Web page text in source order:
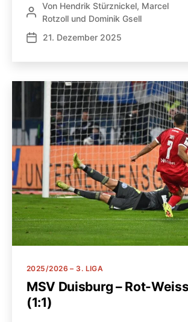
Beitragsautor
Von Hendrik Stürznickel, Marcel
Rotzoll und Dominik Gsell
Veröffentlichungsdatum
21. Dezember 2025
Kategorien
2025/2026 – 3. LIGA
MSV Duisburg – Rot-
(1:1)